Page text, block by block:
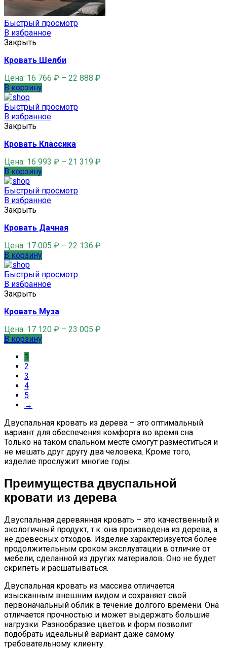
Быстрый просмотр
В избранное
Закрыть
Кровать Шелби
Цена: 16 766 ₽ – 22 888 ₽
В корзину
Быстрый просмотр
В избранное
Закрыть
Кровать Классика
Цена: 16 993 ₽ – 21 319 ₽
В корзину
Быстрый просмотр
В избранное
Закрыть
Кровать Дачная
Цена: 17 005 ₽ – 22 136 ₽
В корзину
Быстрый просмотр
В избранное
Закрыть
Кровать Муза
Цена: 17 120 ₽ – 23 005 ₽
В корзину
1
2
3
4
5
→
Двуспальная кровать из дерева – это оптимальный
вариант для обеспечения комфорта во время сна.
Только на таком спальном месте смогут разместиться и
не мешать друг другу два человека. Кроме того,
изделие прослужит многие годы.
Преимущества двуспальной
кровати из дерева
Двуспальная деревянная кровать – это качественный и
экологичный продукт, т.к. она произведена из дерева, а
не древесных отходов. Изделие характеризуется более
продолжительным сроком эксплуатации в отличие от
мебели, сделанной из других материалов. Оно не будет
скрипеть и расшатываться.
Двуспальная кровать из массива отличается
изысканным внешним видом и сохраняет свой
первоначальный облик в течение долгого времени. Она
отличается прочностью и может выдержать большие
нагрузки. Разнообразие цветов и форм позволит
подобрать идеальный вариант даже самому
требовательному клиенту.